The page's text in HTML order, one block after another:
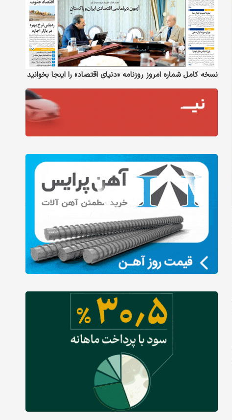
نسخه کامل شماره امروز روزنامه «دنیای‌ اقتصاد» را اینجا بخوانید